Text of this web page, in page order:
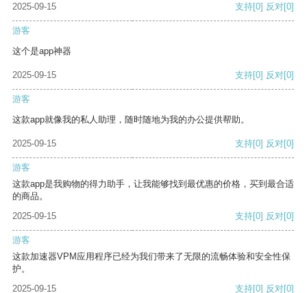
2025-09-15 支持[0] 反对[0]
游客
这个是app神器
2025-09-15 支持[0] 反对[0]
游客
这款app就像我的私人助理，随时随地为我的办公提供帮助。
2025-09-15 支持[0] 反对[0]
游客
这款app是我购物的得力助手，让我能够找到最优惠的价格，买到最合适
的商品。
2025-09-15
支持[0] 反对[0]
游客
这款加速器VPM应用程序已经为我们带来了无限的流畅体验和安全性保
护。
2025-09-15
支持[0] 反对[0]